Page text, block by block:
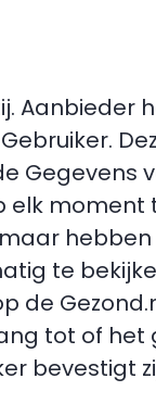
Aanbieder
Gegevens
moment
te
de
tot of het
bevestigt